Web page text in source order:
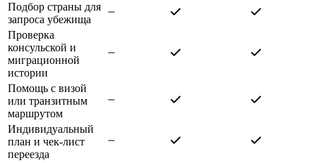
Подбор страны для
запроса убежища
Проверка
консульской и
миграционной
истории
Помощь с визой
или транзитным
маршрутом
Индивидуальный
план и чек-лист
переезда